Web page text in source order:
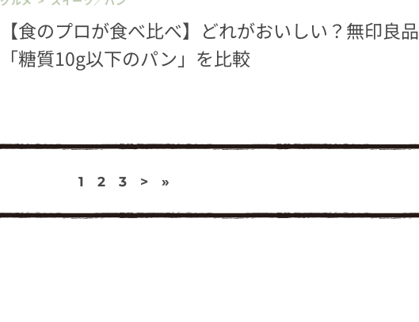
【食のプロが食べ比べ】どれがおいしい？無印良品
「糖質10g以下のパン」を比較
1 2 3 > »